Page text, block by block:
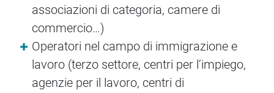
associazioni di categoria, camere di
commercio…)
Operatori nel campo di immigrazione e
lavoro (terzo settore, centri per l’impiego,
agenzie per il lavoro, centri di